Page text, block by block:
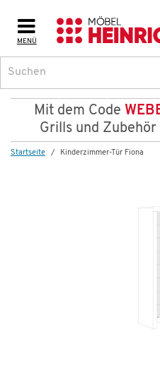
MENÜ
Mit dem Code
Grills und
Startseite Kinderzimmer-Tür Fiona